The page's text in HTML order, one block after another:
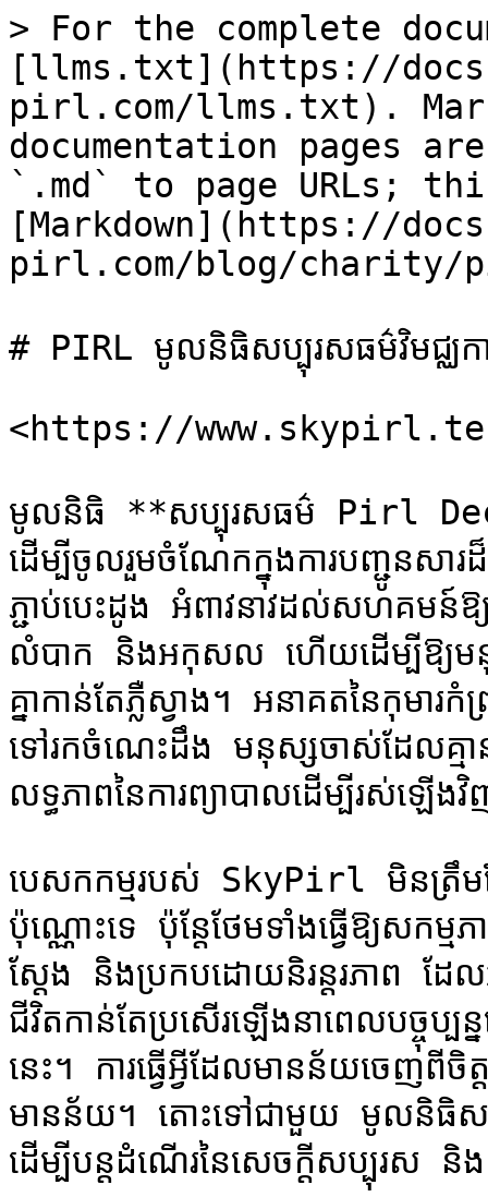
> For the complete
[llms.txt](https://
pirl.com/llms.txt).
documentation pages
`.md` to page URLs;
[Markdown](https://
pirl.com/blog/charity/
# PIRL មូលនិធិសប្បុរសធម៌វិមជ្ឈក
​<https://
មូលនិធិ **សប្បុរសធម៌ Pirl
ដើម្បីចូលរួមចំណែកក្នុងការបញ្ជូនសា
ភ្ជាប់បេះដូង អំពាវនាវដល់សហគមន៍ឱ្
លំបាក និងអកុសល ហើយដើម្បីឱ្យមនុស្
គ្នាកាន់តែភ្លឺស្វាង។ អនាគតនៃកុមា
ទៅរកចំណេះដឹង មនុស្សចាស់ដែលគ្ម
លទ្ធភាព​នៃ​ការ​ព្យាបាល​ដើម្បី​រស់​ឡើង​
បេសកកម្មរបស់ SkyPirl មិនត្រឹមត
ប៉ុណ្ណោះទេ ប៉ុន្តែថែមទាំងធ្វើឱ្យសក
ស្តែង និងប្រកបដោយនិរន្តរភាព ដែល
ជីវិតកាន់តែប្រសើរឡើងនាពេលបច្ចុប្ប
នេះ។ ការ​ធ្វើ​អ្វី​ដែល​មាន​ន័យ​ចេញ​ពី​ចិត្
មាន​ន័យ។ តោះទៅជាមួយ មូលនិធិសប្បុ
ដើម្បីបន្តដំណើរនៃសេចក្តីសប្បុរស និ